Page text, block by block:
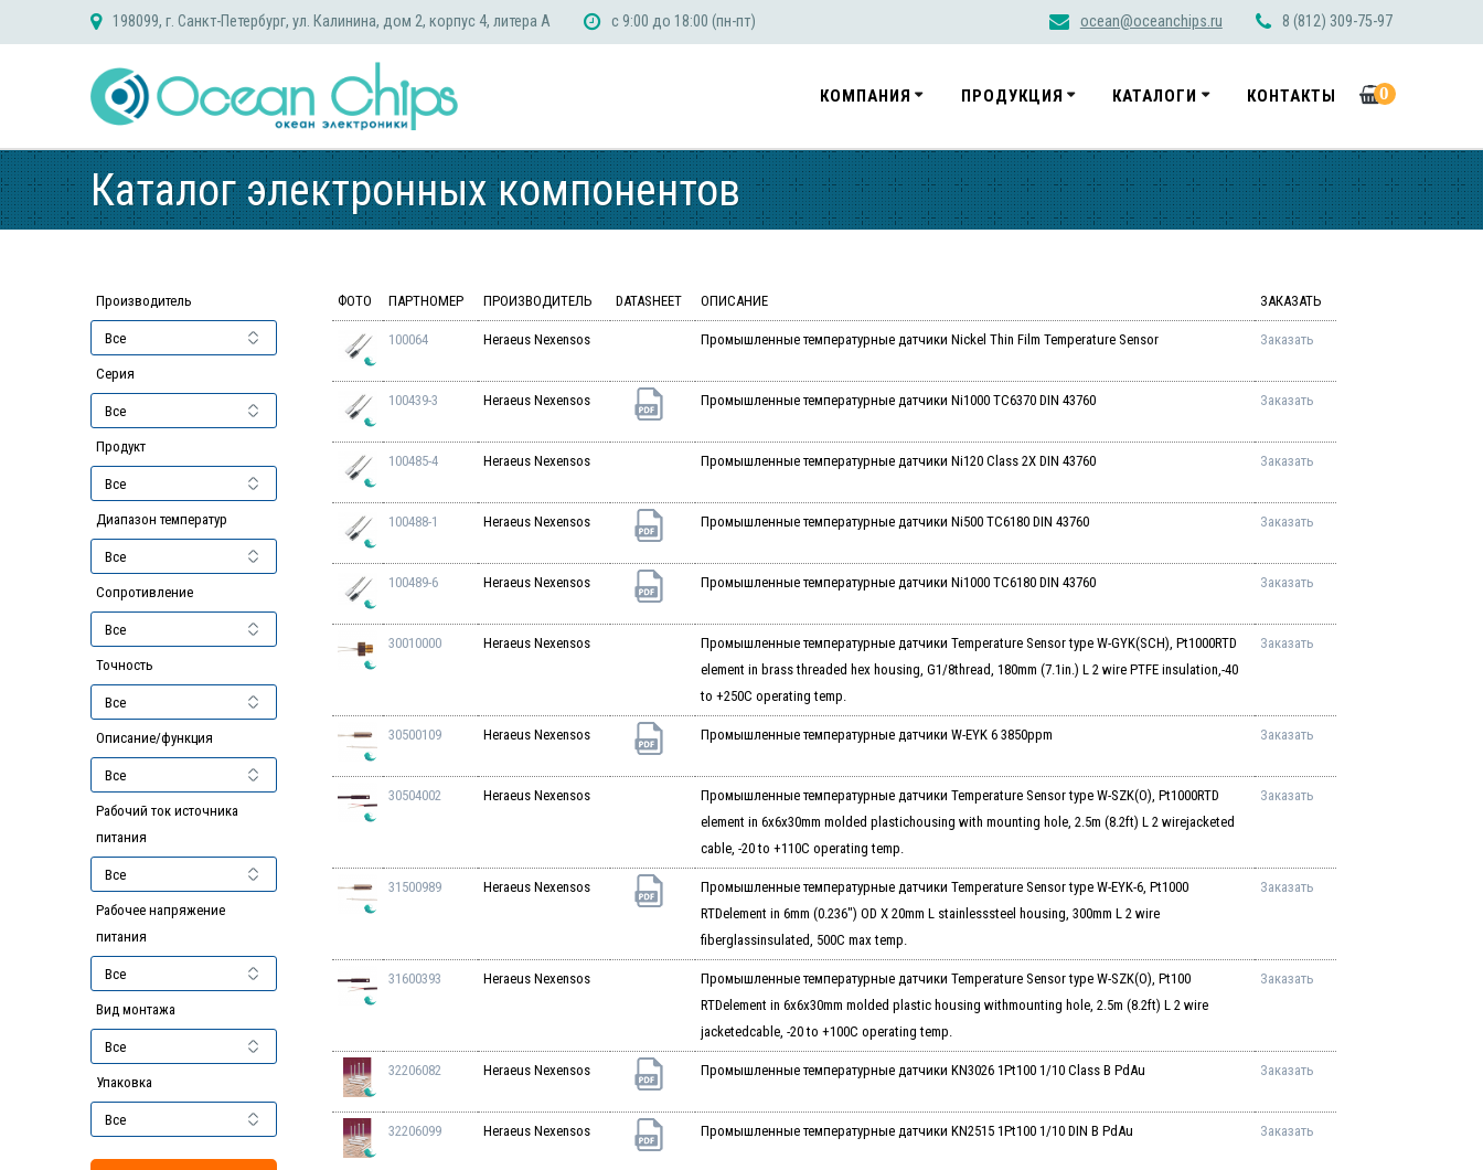
198099, г. Санкт-Петербург, ул. Калинина, дом 2, корпус 4, литера А с 9:00 до 18:00 (пн-пт) ocean@oceanchips.ru 8 (812) 309-75-97
КОМПАНИЯ ПРОДУКЦИЯ КАТАЛОГИ КОНТАКТЫ 0
Каталог электронных компонентов
Производитель
Серия
Продукт
Диапазон температур
Сопротивление
Точность
Описание/функция
Рабочий ток источника
питания
Рабочее напряжение
питания
Вид монтажа
Упаковка
ФОТО ПАРТНОМЕР ПРОИЗВОДИТЕЛЬ DATASHEET ОПИСАНИЕ ЗАКАЗАТЬ
100064 Heraeus Nexensos Промышленные температурные датчики Nickel Thin Film Temperature Sensor Заказать
100439-3 Heraeus Nexensos Промышленные температурные датчики Ni1000 TC6370 DIN 43760 Заказать
100485-4 Heraeus Nexensos Промышленные температурные датчики Ni120 Class 2X DIN 43760 Заказать
100488-1 Heraeus Nexensos Промышленные температурные датчики Ni500 TC6180 DIN 43760 Заказать
100489-6 Heraeus Nexensos Промышленные температурные датчики Ni1000 TC6180 DIN 43760 Заказать
30010000 Heraeus Nexensos
Промышленные температурные датчики Temperature Sensor type W-GYK(SCH), Pt1000RTD
element in brass threaded hex housing, G1/8thread, 180mm (7.1in.) L 2 wire PTFE insulation,-40
to +250C operating temp.
Заказать
30500109 Heraeus Nexensos Промышленные температурные датчики W-EYK 6 3850ppm Заказать
30504002 Heraeus Nexensos
Промышленные температурные датчики Temperature Sensor type W-SZK(O), Pt1000RTD
element in 6x6x30mm molded plastichousing with mounting hole, 2.5m (8.2ft) L 2 wirejacketed
cable, -20 to +110C operating temp.
Заказать
31500989 Heraeus Nexensos
Промышленные температурные датчики Temperature Sensor type W-EYK-6, Pt1000
RTDelement in 6mm (0.236") OD X 20mm L stainlesssteel housing, 300mm L 2 wire
fiberglassinsulated, 500C max temp.
Заказать
31600393 Heraeus Nexensos
Промышленные температурные датчики Temperature Sensor type W-SZK(O), Pt100
RTDelement in 6x6x30mm molded plastic housing withmounting hole, 2.5m (8.2ft) L 2 wire
jacketedcable, -20 to +100C operating temp.
Заказать
32206082 Heraeus Nexensos Промышленные температурные датчики KN3026 1Pt100 1/10 Class B PdAu Заказать
32206099 Heraeus Nexensos Промышленные температурные датчики KN2515 1Pt100 1/10 DIN B PdAu Заказать